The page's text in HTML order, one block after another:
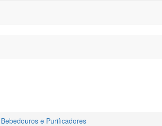
Bebedouros e Purificadores